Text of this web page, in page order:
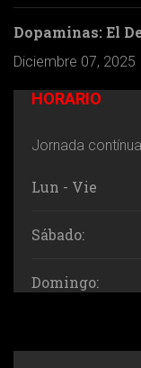
Dopaminas: El
Diciembre 07, 2025
HORARIO
Jornada
Lun - Vie
Sábado:
Domingo: